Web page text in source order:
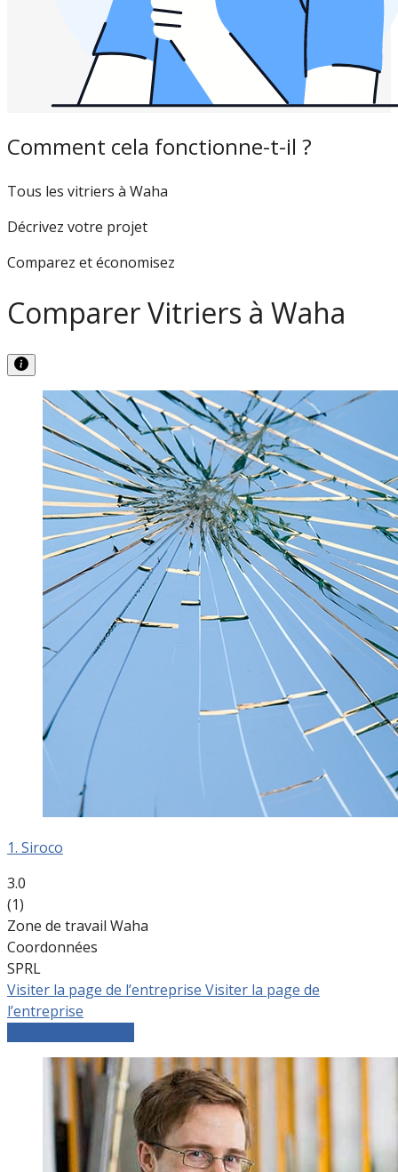
Comment cela fonctionne-t-il ?
Tous les vitriers à Waha
Décrivez votre projet
Comparez et économisez
Comparer Vitriers à Waha
1. Siroco
3.0
(1)
Zone de travail Waha
Coordonnées
SPRL
Visiter la page de l’entreprise Visiter la page de
l’entreprise